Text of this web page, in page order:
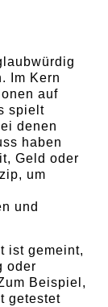
Im Kern
auf
spielt
denen
haben
Geld oder
um
und
ist gemeint,
oder
Beispiel,
getestet